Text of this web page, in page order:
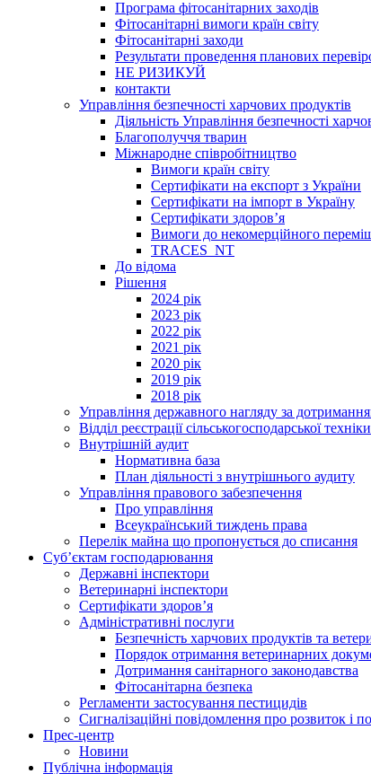
Програма фітосанітарних заходів
Фітосанітарні вимоги країн світу
Фітосанітарні заходи
Результати проведення планових
НЕ РИЗИКУЙ
контакти
Управління безпечності харчових продуктів
Діяльність Управління безпечності
Благополуччя тварин
Міжнародне співробітництво
Вимоги країн світу
Сертифікати на експорт з України
Сертифікати на імпорт в Україну
Сертифікати здоров’я
Вимоги до некомерційного
TRACES_NT
До відома
Рішення
2024 рік
2023 рік
2022 рік
2021 рік
2020 рік
2019 рік
2018 рік
Управління державного нагляду за
Відділ реєстрації сільськогосподарської техніки
Внутрішній аудит
Нормативна база
План діяльності з внутрішнього аудиту
Управління правового забезпечення
Про управління
Всеукраїнський тиждень права
Перелік майна що пропонується до списання
Суб’єктам господарювання
Державні інспектори
Ветеринарні інспектори
Сертифікати здоров’я
Адміністративні послуги
Безпечність харчових продуктів та
Порядок отримання ветеринарних
Дотримання санітарного законодавства
Фітосанітарна безпека
Регламенти застосування пестицидів
Сигналізаційні повідомлення про розвиток і
Прес-центр
Новини
Публічна інформація